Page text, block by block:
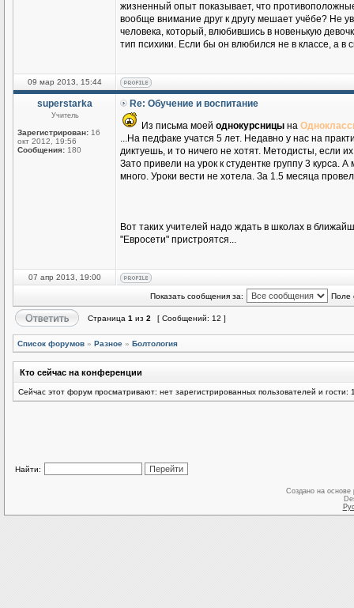
жизненный опыт показывает, что
вообще внимание друг к другу мешает учёбе? Не
человека, который, влюбившись в новенькую
тип психики. Если бы он влюбился не в классе, а в
09 мар 2013, 15:44
superstarka
Учитель
Зарегистрирован: 16
окт 2012, 19:56
Сообщения: 180
Re: Обучение и воспитание
Из письма моей однокурсницы на
...На педфаке учатся 5 лет. Недавно у нас на
диктуешь, и то ничего не хотят. Методисты, если
Зато привели на урок к студентке группу 3 курса.
много. Уроки вести не хотела. За 1.5 месяца
Вот таких учителей надо ждать в школах в
"Евросети" пристроятся...
07 апр 2013, 19:00
Показать сообщения за: Поле
Страница 1 из 2 [ Сообщений: 12 ]
Список форумов » Разное » Болтология
Кто сейчас на конференции
Сейчас этот форум просматривают: нет зарегистрированных пользователей и гости:
Найти:
Создано на основе